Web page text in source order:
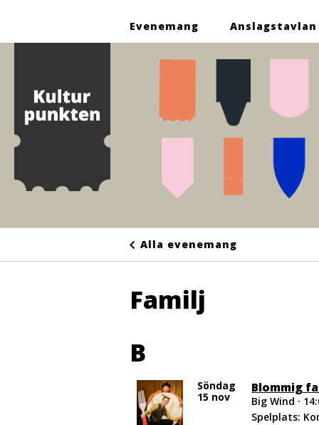
Evenemang Anslagstavlan
Alla evenemang
Familj
B
Söndag
15 nov
Blommig
Big Wind ·
Spelplats: